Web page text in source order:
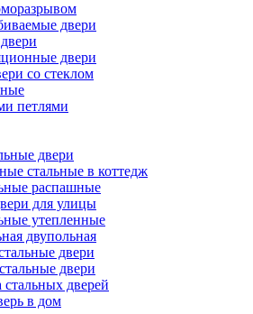
двери
двери
со стеклом
петлями
двери
стальные в коттедж
распашные
для улицы
утепленные
двупольная
двери
двери
стальных дверей
в дом